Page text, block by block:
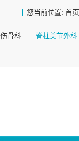
您当前位置: 首页
骨科
脊柱关节外科